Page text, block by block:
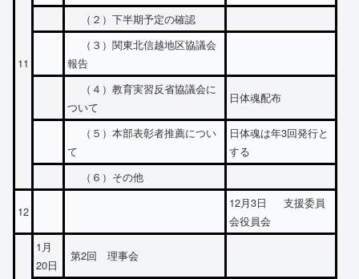
11
（２）下半期予定の確認
（３）関東北信越地区協議会
報告
（４）教育実習反省協議会に
ついて
日体魂配布
（５）本部表彰者推薦につい
て
日体魂は年3回発行と
する
（６）その他
12
12月3日 支援委員
会役員会
1月
20日
第2回 理事会